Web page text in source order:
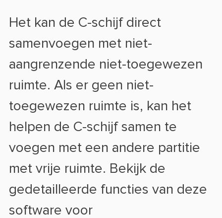
Het kan de C-schijf direct
samenvoegen met niet-
aangrenzende niet-toegewezen
ruimte. Als er geen niet-
toegewezen ruimte is, kan het
helpen de C-schijf samen te
voegen met een andere partitie
met vrije ruimte. Bekijk de
gedetailleerde functies van deze
software voor